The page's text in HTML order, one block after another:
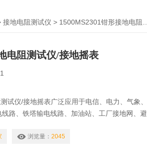
接地电阻测试仪 > 1500MS2301钳形接地电阻测试仪/接地摇表
电阻测试仪/接地摇表
试仪/接地摇表广泛应用于电信、电力、气象、
路、铁塔输电线路、加油站、工厂接地网、避
浏览量： 2045